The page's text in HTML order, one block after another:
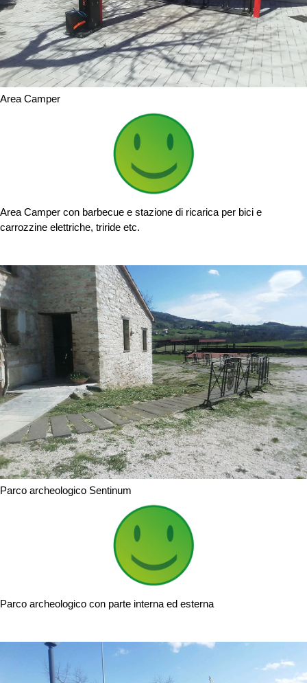
Area Camper
Area Camper con barbecue e stazione di ricarica per bici e
carrozzine elettriche, triride etc.
Parco archeologico Sentinum
Parco archeologico con parte interna ed esterna